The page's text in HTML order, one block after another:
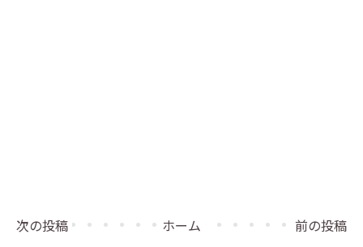
次の投稿 前の投稿
ホーム